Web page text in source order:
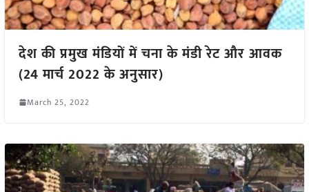
देश की प्रमुख मंडियों में चना के मंडी रेट और आवक
(24 मार्च 2022 के अनुसार)
March 25, 2022